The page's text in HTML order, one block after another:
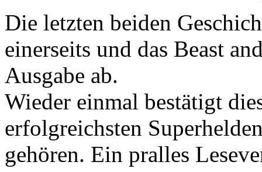
Die letzten beiden
einerseits und das Beast
Ausgabe ab.
Wieder einmal bestätigt
erfolgreichsten
gehören. Ein pralles